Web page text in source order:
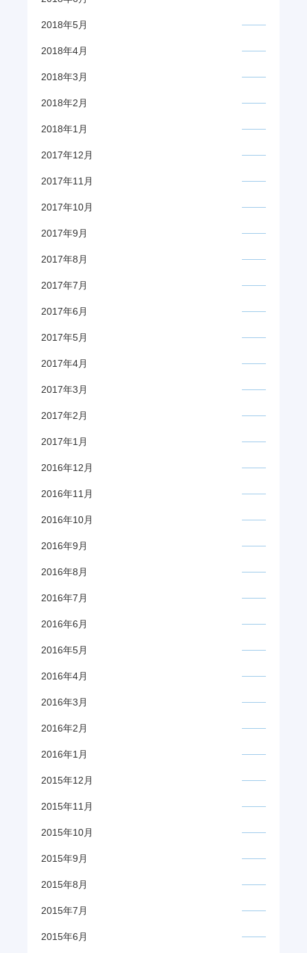
2018年5月
2018年4月
2018年3月
2018年2月
2018年1月
2017年12月
2017年11月
2017年10月
2017年9月
2017年8月
2017年7月
2017年6月
2017年5月
2017年4月
2017年3月
2017年2月
2017年1月
2016年12月
2016年11月
2016年10月
2016年9月
2016年8月
2016年7月
2016年6月
2016年5月
2016年4月
2016年3月
2016年2月
2016年1月
2015年12月
2015年11月
2015年10月
2015年9月
2015年8月
2015年7月
2015年6月